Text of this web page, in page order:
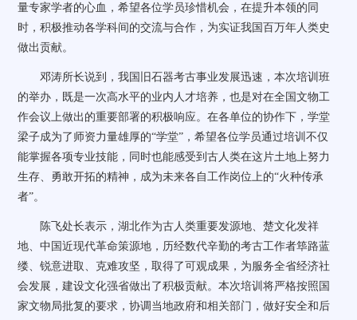
量专家学者的心血，希望各位学员珍惜机会，在提升本领的同
时，积极推动各学科间的交流与合作，为实证我国百万年人类史
做出贡献。
邓涛所长说到，我国旧石器考古事业发展迅速，本次培训班
的举办，既是一次高水平的业内人才培养，也是对在全国文物工
作会议上做出的重要部署的积极响应。在各单位的协作下，学堂
梁子成为了师资力量雄厚的“学堂”，希望各位学员通过培训不仅
能掌握各项专业技能，同时也能感受到古人类在这片土地上努力
生存、勇敢开拓的精神，成为未来各自工作岗位上的“火种传承
者”。
陈飞处长表示，湖北作为古人类重要发源地、楚文化发祥
地、中国近现代革命策源地，历经数代辛勤的考古工作者筚路蓝
缕、锐意进取、克难攻坚，取得了可观成果，为服务全省经济社
会发展，建设文化强省做出了积极贡献。本次培训将严格按照国
家文物局批复的要求，协调当地政府和相关部门，做好安全和后